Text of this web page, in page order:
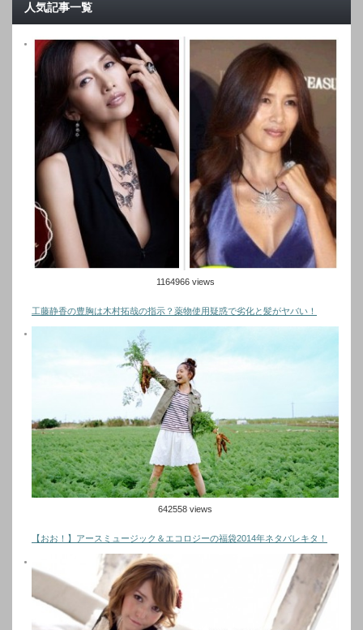
人気記事一覧
1164966 views
工藤静香の豊胸は木村拓哉の指示？薬物使用疑惑で劣化と髪がヤバい！
642558 views
【おお！】アースミュージック＆エコロジーの福袋2014年ネタバレキタ！